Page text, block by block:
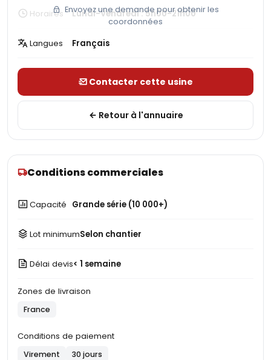
Envoyez une demande pour obtenir les
coordonnées
Horaires Lundi-Vendredi : 5h00-21h00
Langues Français
Contacter cette usine
Retour à l'annuaire
Conditions commerciales
Capacité Grande série (10 000+)
Lot minimumSelon chantier
Délai devis< 1 semaine
Zones de livraison
France
Conditions de paiement
Virement 30 jours